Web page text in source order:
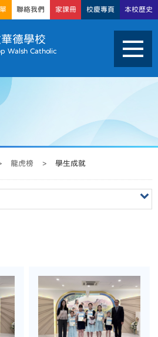
德學校
Walsh Catholic
聯絡我們 家課冊 校慶專頁 本校歷史
龍虎榜 > 學生成就